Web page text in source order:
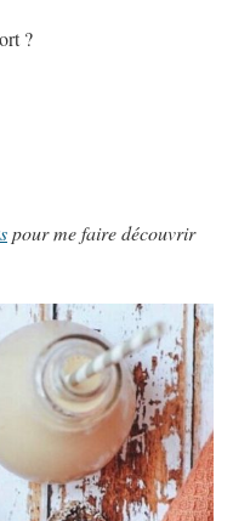
?
pour me faire découvrir